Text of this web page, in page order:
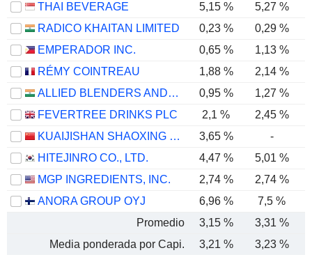
THAI BEVERAGE
5,15 % 5,27 %
RADICO KHAITAN LIMITED
0,23 % 0,29 %
EMPERADOR INC.
0,65 % 1,13 %
RÉMY COINTREAU
1,88 %
2,14 %
ALLIED BLENDERS AND DISTILLERS LIMITED
0,95 % 1,27 %
FEVERTREE DRINKS PLC
2,1 % 2,45 %
KUAIJISHAN SHAOXING RICE WINE CO., LTD.
3,65 % -
HITEJINRO CO., LTD.
4,47 % 5,01 %
MGP INGREDIENTS, INC.
2,74 %
2,74 %
ANORA GROUP OYJ
6,96 %
7,5 %
Promedio
3,15 % 3,31 %
Media ponderada por Capi.
3,21 % 3,23 %